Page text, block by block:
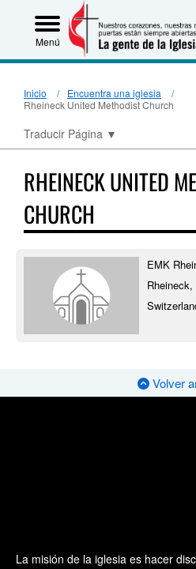
Menú
Inicio
Encuentra una iglesia
Rheineck United Methodist Church
Traducir Página ▼
RHEINECK UNITED
CHURCH
EMK
Rheineck,
Volver
La misión de la iglesia es hacer